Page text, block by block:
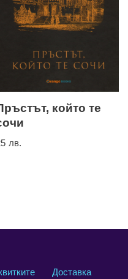
който те
лв.
Доставка